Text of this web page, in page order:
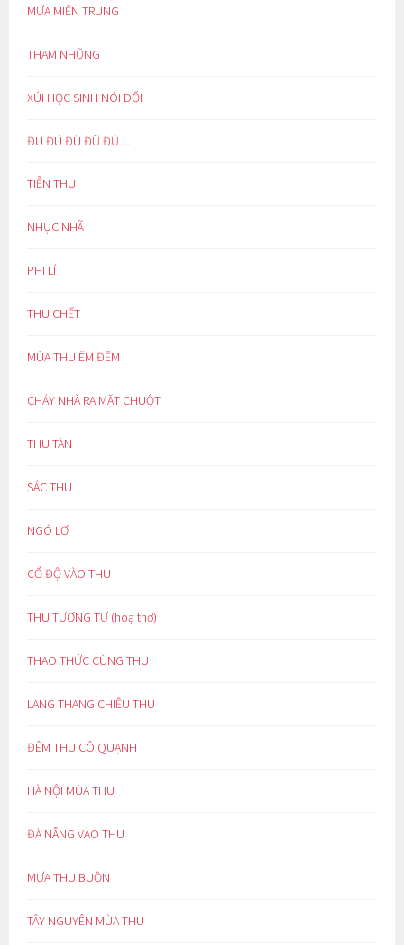
MƯA MIỀN TRUNG
THAM NHŨNG
XÚI HỌC SINH NÓI DỐI
ĐU ĐÚ ĐÙ ĐŨ ĐỦ…
TIỄN THU
NHỤC NHÃ
PHI LÍ
THU CHẾT
MÙA THU ÊM ĐỀM
CHÁY NHÀ RA MẶT CHUỘT
THU TÀN
SẮC THU
NGÓ LƠ
CỔ ĐỘ VÀO THU
THU TƯƠNG TƯ (hoạ thơ)
THAO THỨC CÙNG THU
LANG THANG CHIỀU THU
ĐÊM THU CÔ QUẠNH
HÀ NỘI MÙA THU
ĐÀ NẴNG VÀO THU
MƯA THU BUỒN
TÂY NGUYÊN MÙA THU